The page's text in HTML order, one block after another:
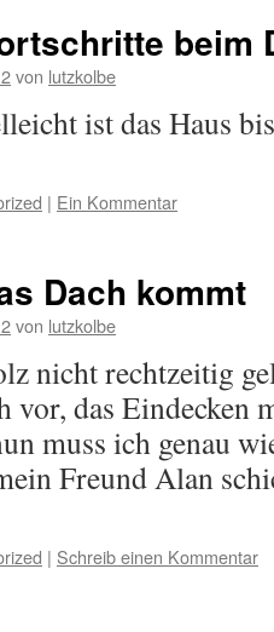
beim
von lutzkolbe
ist das Haus
| Ein Kommentar
Dach kommt
von lutzkolbe
nicht rechtzeitig
vor, das Eindecken
muss ich genau
Freund Alan
| Schreib einen Kommentar